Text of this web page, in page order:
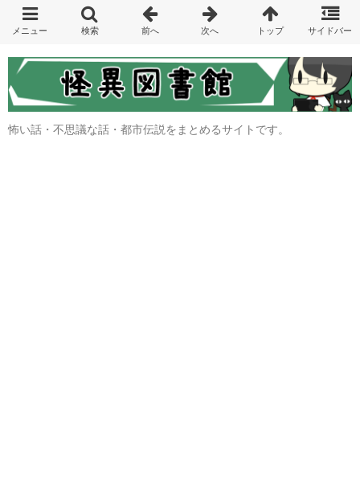
怖い話・不思議な話・都市伝説をまとめるサイトです。